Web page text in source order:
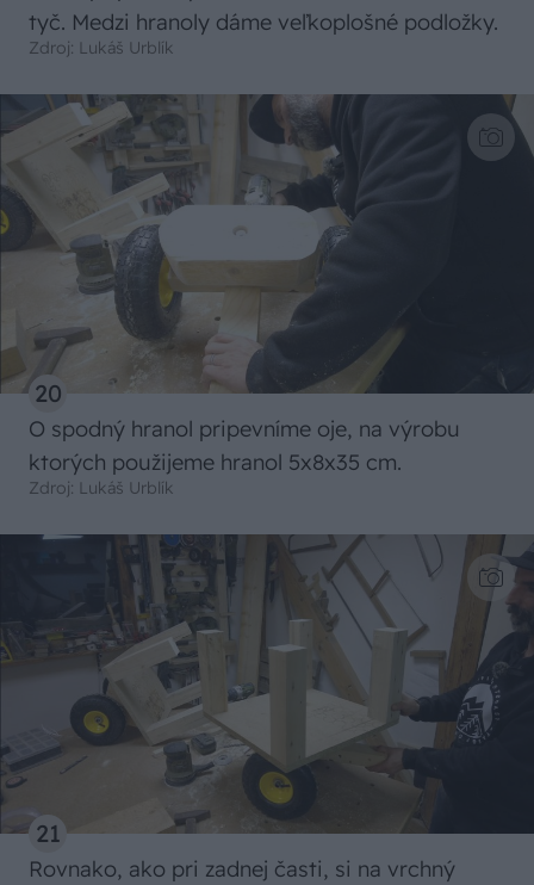
tyč. Medzi hranoly dáme veľkoplošné podložky.
Zdroj: Lukáš Urblík
20
O spodný hranol pripevníme oje, na výrobu
ktorých použijeme hranol 5x8x35 cm.
Zdroj: Lukáš Urblík
21
Rovnako, ako pri zadnej časti, si na vrchný